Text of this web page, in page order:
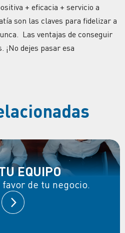
+ eficacia + servicio a
son las claves para fidelizar a
Las ventajas de conseguir
dejes pasar esa
EQUIPO
de tu negocio.